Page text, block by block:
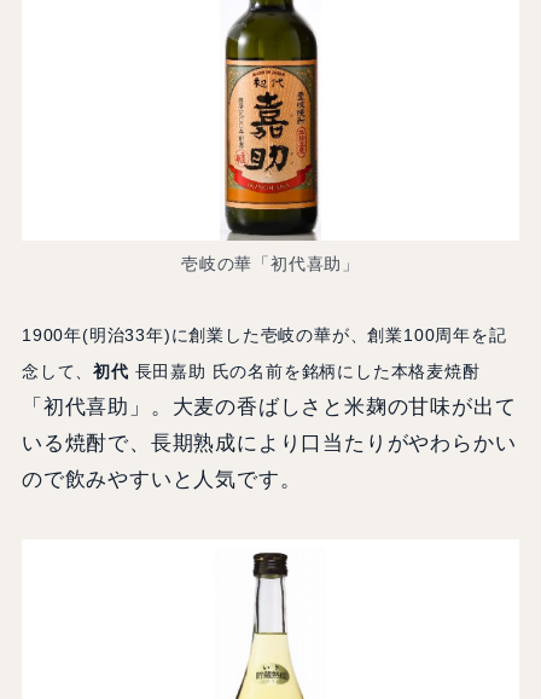
壱岐の華「初代喜助」
1900年(明治33年)に創業した壱岐の華が、創業100周年を記
念して、初代 長田嘉助 氏の名前を銘柄にした本格麦焼酎
「初代喜助」。大麦の香ばしさと米麹の甘味が出て
いる焼酎で、長期熟成により口当たりがやわらかい
ので飲みやすいと人気です。